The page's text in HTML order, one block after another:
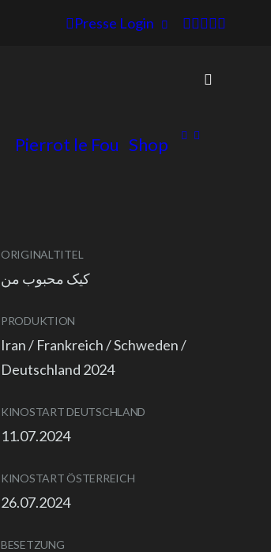
Presse Login
Pierrot le Fou Shop
ORIGINALTITEL
کیک محبوب من
PRODUKTION
Iran / Frankreich / Schweden /
Deutschland 2024
KINOSTART DEUTSCHLAND
11.07.2024
KINOSTART ÖSTERREICH
26.07.2024
BESETZUNG